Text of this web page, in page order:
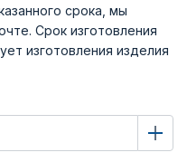
срока, мы
Срок изготовления
изготовления изделия